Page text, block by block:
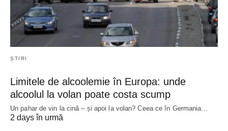
ȘTIRI
Limitele de alcoolemie în Europa: unde
alcoolul la volan poate costa scump
Un pahar de vin la cină – și apoi la volan? Ceea ce în Germania…
2 days în urmă